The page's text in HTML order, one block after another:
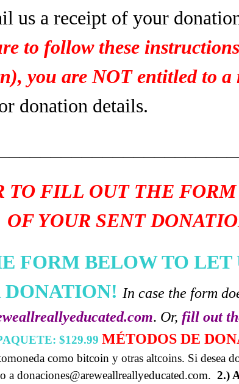
us a receipt of your
to follow these
you are NOT entitled to a
donation details.
TO FILL OUT THE
OF YOUR SENT
FORM BELOW TO LET
In case the form
. Or, fill out
$129.99 MÉTODOS DE
como bitcoin y otras altcoins. Si desea
a donaciones@areweallreallyeducated.com. 2.)